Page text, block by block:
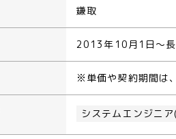
鎌取
2013年10月1日～
※単価や契約期間は
システムエンジニア